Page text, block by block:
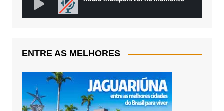
ENTRE AS MELHORES